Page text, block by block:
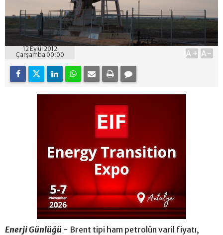
12 Eylül 2012
Çarşamba 00:00
A+ A-
Enerji Günlüğü - Brent tipi ham petrolün varil fiyatı,